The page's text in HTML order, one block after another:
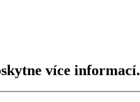
více informací.